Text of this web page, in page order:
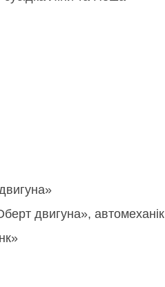
двигуна», автомеханік